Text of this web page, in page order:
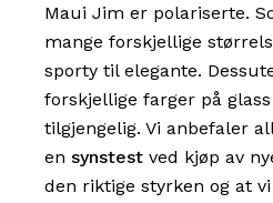
Maui Jim er polariserte.
mange forskjellige
sporty til elegante.
forskjellige farger på
tilgjengelig. Vi anbefaler
en synstest ved kjøp av
den riktige styrken og at